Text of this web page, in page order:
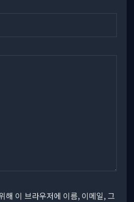
해 이 브라우저에 이름, 이메일, 그